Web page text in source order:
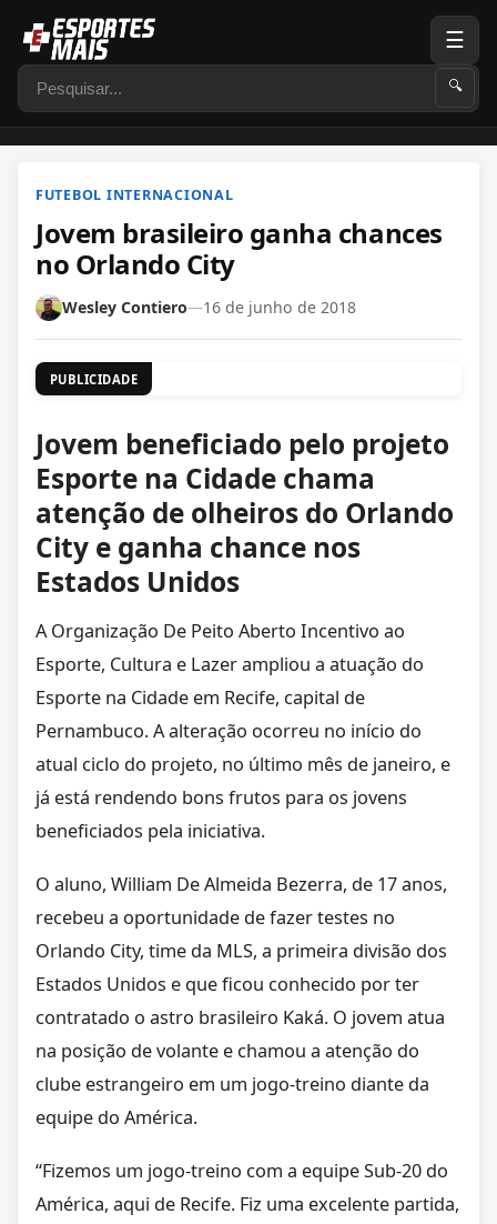
Pesquisar 🔍
☰
FUTEBOL INTERNACIONAL
Jovem brasileiro ganha chances
no Orlando City
Wesley Contiero—16 de junho de 2018
PUBLICIDADE
Jovem beneficiado pelo projeto
Esporte na Cidade chama
atenção de olheiros do Orlando
City e ganha chance nos
Estados Unidos
A Organização De Peito Aberto Incentivo ao
Esporte, Cultura e Lazer ampliou a atuação do
Esporte na Cidade em Recife, capital de
Pernambuco. A alteração ocorreu no início do
atual ciclo do projeto, no último mês de janeiro, e
já está rendendo bons frutos para os jovens
beneficiados pela iniciativa.
O aluno, William De Almeida Bezerra, de 17 anos,
recebeu a oportunidade de fazer testes no
Orlando City, time da MLS, a primeira divisão dos
Estados Unidos e que ficou conhecido por ter
contratado o astro brasileiro Kaká. O jovem atua
na posição de volante e chamou a atenção do
clube estrangeiro em um jogo-treino diante da
equipe do América.
“Fizemos um jogo-treino com a equipe Sub-20 do
América, aqui de Recife. Fiz uma excelente partida,